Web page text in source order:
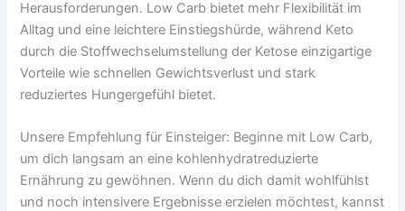
Herausforderungen. Low Carb bietet mehr Flexibilität im
Alltag und eine leichtere Einstiegshürde, während Keto
durch die Stoffwechselumstellung der Ketose einzigartige
Vorteile wie schnellen Gewichtsverlust und stark
reduziertes Hungergefühl bietet.
Unsere Empfehlung für Einsteiger: Beginne mit Low Carb,
um dich langsam an eine kohlenhydratreduzierte
Ernährung zu gewöhnen. Wenn du dich damit wohlfühlst
und noch intensivere Ergebnisse erzielen möchtest, kannst